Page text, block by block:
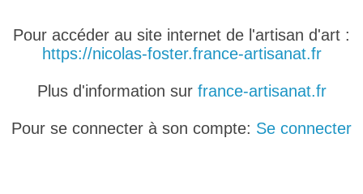
Pour accéder au site internet de l'artisan d'art :
https://nicolas-foster.france-artisanat.fr
Plus d'information sur france-artisanat.fr
Pour se connecter à son compte: Se connecter